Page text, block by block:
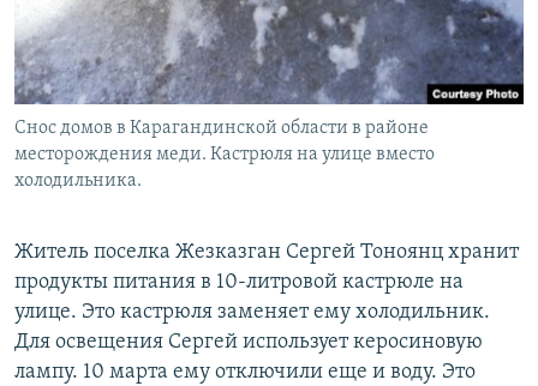
Снос домов в Карагандинской области в районе
месторождения меди. Кастрюля на улице вместо
холодильника.
Житель поселка Жезказган Сергей Тоноянц хранит
продукты питания в 10-литровой кастрюле на
улице. Это кастрюля заменяет ему холодильник.
Для освещения Сергей использует керосиновую
лампу. 10 марта ему отключили еще и воду. Это